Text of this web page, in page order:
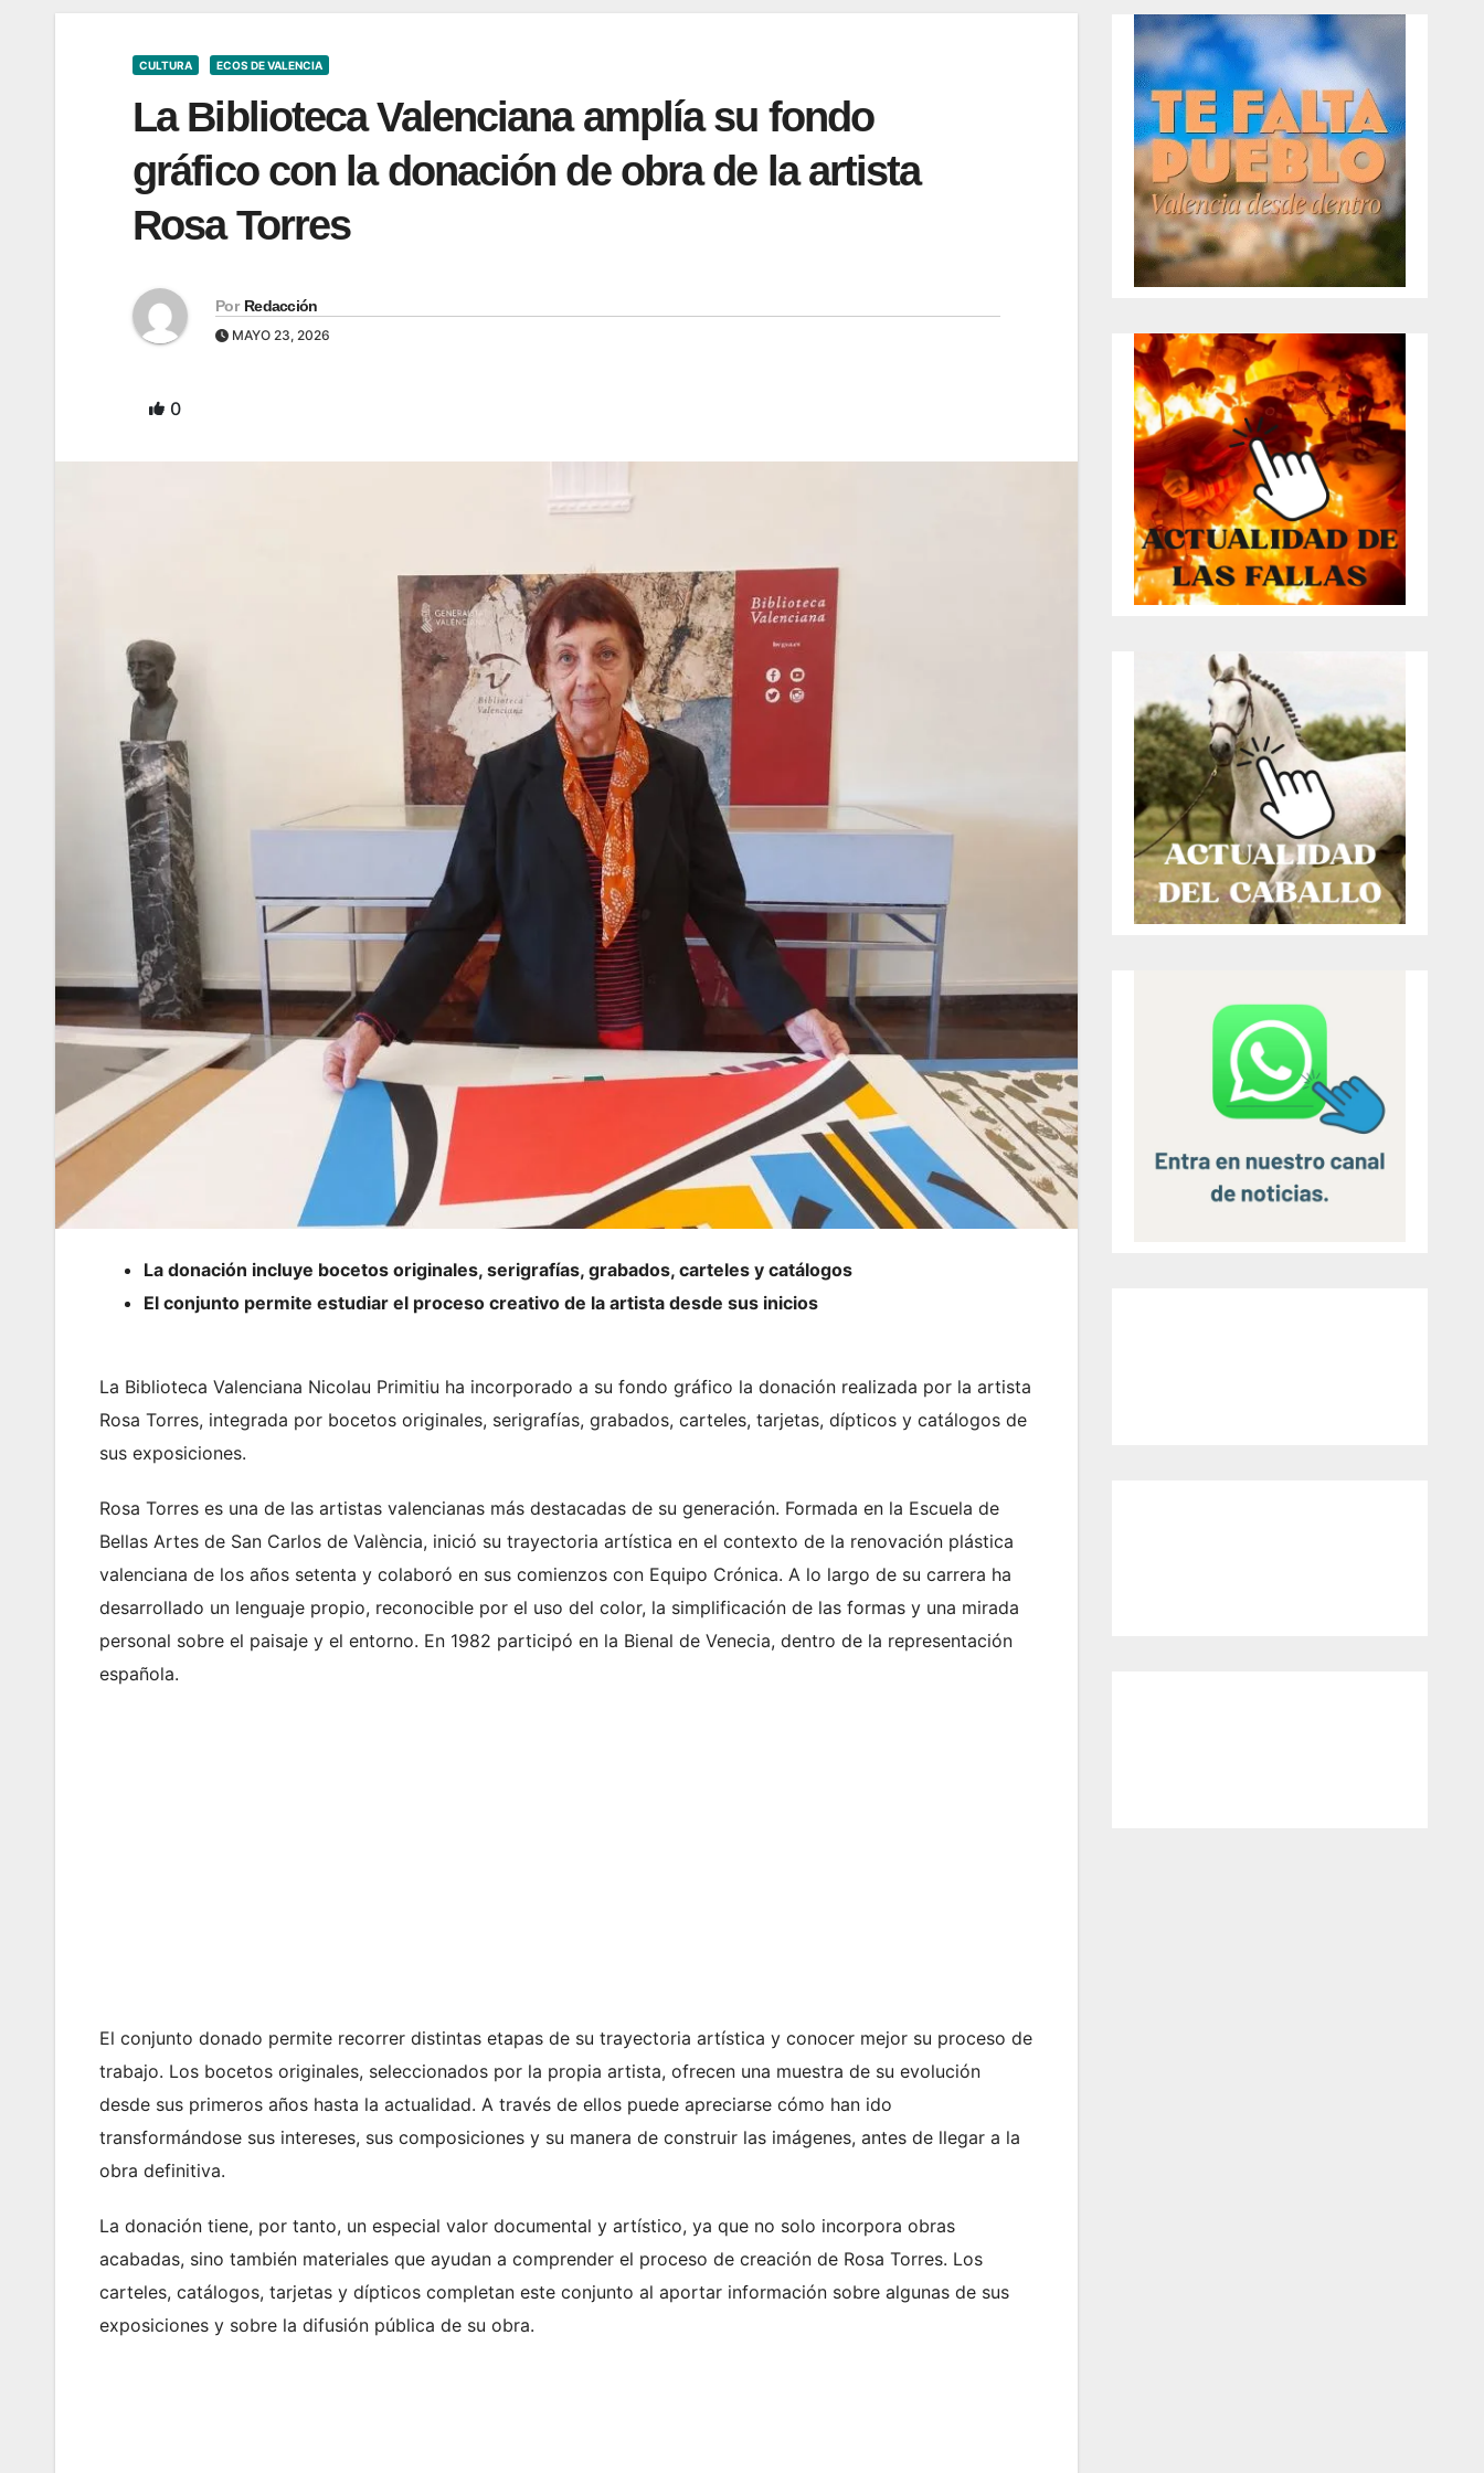
CULTURA ECOS DE VALENCIA
La Biblioteca Valenciana amplía su fondo
gráfico con la donación de obra de la artista
Rosa Torres
Por Redacción
MAYO 23, 2026
0
La donación incluye bocetos originales, serigrafías, grabados, carteles y catálogos
El conjunto permite estudiar el proceso creativo de la artista desde sus inicios
La Biblioteca Valenciana Nicolau Primitiu ha incorporado a su fondo gráfico la donación realizada por la artista
Rosa Torres, integrada por bocetos originales, serigrafías, grabados, carteles, tarjetas, dípticos y catálogos de
sus exposiciones.
Rosa Torres es una de las artistas valencianas más destacadas de su generación. Formada en la Escuela de
Bellas Artes de San Carlos de València, inició su trayectoria artística en el contexto de la renovación plástica
valenciana de los años setenta y colaboró en sus comienzos con Equipo Crónica. A lo largo de su carrera ha
desarrollado un lenguaje propio, reconocible por el uso del color, la simplificación de las formas y una mirada
personal sobre el paisaje y el entorno. En 1982 participó en la Bienal de Venecia, dentro de la representación
española.
El conjunto donado permite recorrer distintas etapas de su trayectoria artística y conocer mejor su proceso de
trabajo. Los bocetos originales, seleccionados por la propia artista, ofrecen una muestra de su evolución
desde sus primeros años hasta la actualidad. A través de ellos puede apreciarse cómo han ido
transformándose sus intereses, sus composiciones y su manera de construir las imágenes, antes de llegar a la
obra definitiva.
La donación tiene, por tanto, un especial valor documental y artístico, ya que no solo incorpora obras
acabadas, sino también materiales que ayudan a comprender el proceso de creación de Rosa Torres. Los
carteles, catálogos, tarjetas y dípticos completan este conjunto al aportar información sobre algunas de sus
exposiciones y sobre la difusión pública de su obra.